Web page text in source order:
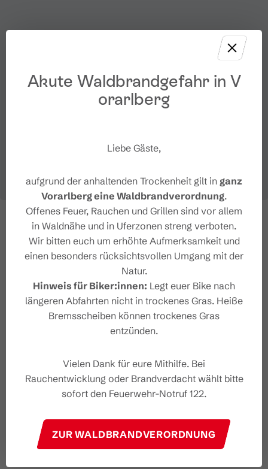
Akute Waldbrandgefahr in V
orarlberg
Liebe Gäste,
aufgrund der anhaltenden Trockenheit gilt in ganz
Vorarlberg eine Waldbrandverordnung.
Offenes Feuer, Rauchen und Grillen sind vor allem
in Waldnähe und in Uferzonen streng verboten.
Wir bitten euch um erhöhte Aufmerksamkeit und
einen besonders rücksichtsvollen Umgang mit der
Natur.
Hinweis für Biker:innen: Legt euer Bike nach
längeren Abfahrten nicht in trockenes Gras. Heiße
Bremsscheiben können trockenes Gras
entzünden.
Vielen Dank für eure Mithilfe. Bei
Rauchentwicklung oder Brandverdacht wählt bitte
sofort den Feuerwehr-Notruf 122.
ZUR WALDBRANDVERORDNUNG